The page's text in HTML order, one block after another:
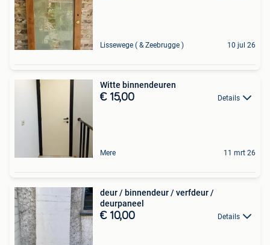
Lissewege ( & Zeebrugge ) 10 jul 26
Witte binnendeuren
€ 15,00 Details
Mere 11 mrt 26
deur / binnendeur / verfdeur /
deurpaneel
€ 10,00 Details